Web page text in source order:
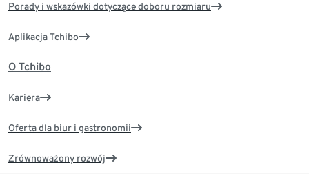
Porady i wskazówki dotyczące doboru rozmiaru
Aplikacja Tchibo
O Tchibo
Kariera
Oferta dla biur i gastronomii
Zrównoważony rozwój